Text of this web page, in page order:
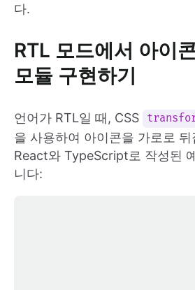
다.
RTL 모드에서 아이
모듈 구현하기
언어가 RTL일 때, CSS
을 사용하여 아이콘을 가로로
React와 TypeScript로 작성된
니다: